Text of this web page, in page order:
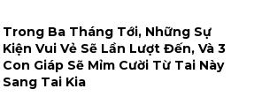
Trong Ba Tháng Tới, Những Sự
Kiện Vui Vẻ Sẽ Lần Lượt Đến, Và 3
Con Giáp Sẽ Mỉm Cười Từ Tai Này
Sang Tai Kia